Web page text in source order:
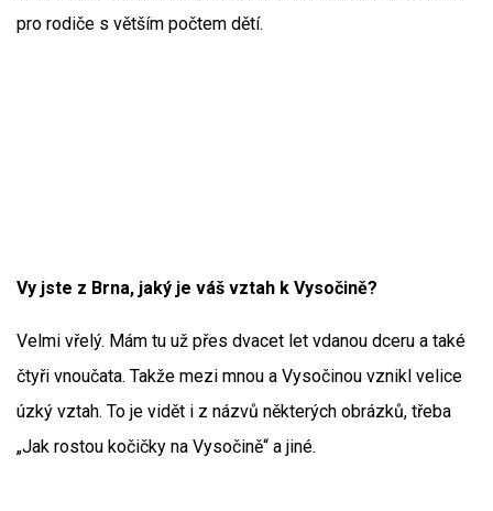
pro rodiče s větším počtem dětí.
Vy jste z Brna, jaký je váš vztah k Vysočině?
Velmi vřelý. Mám tu už přes dvacet let vdanou dceru a také
čtyři vnoučata. Takže mezi mnou a Vysočinou vznikl velice
úzký vztah. To je vidět i z názvů některých obrázků, třeba
„Jak rostou kočičky na Vysočině“ a jiné.